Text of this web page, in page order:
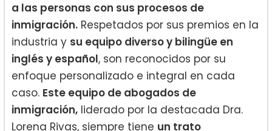
a las personas con sus procesos de
inmigración. Respetados por sus premios en la
industria y su equipo diverso y bilingüe en
inglés y español, son reconocidos por su
enfoque personalizado e integral en cada
caso. Este equipo de abogados de
inmigración, liderado por la destacada Dra.
Lorena Rivas, siempre tiene un trato